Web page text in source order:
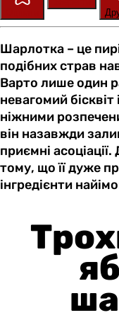
Шарлотка – це
подібних страв
Варто лише один
невагомий
ніжними
він назавжди
приємні
тому, що її дуже
інгредієнти